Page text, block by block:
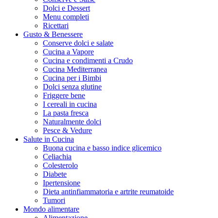
Dolci e Dessert
Menu completi
Ricettari
Gusto & Benessere
Conserve dolci e salate
Cucina a Vapore
Cucina e condimenti a Crudo
Cucina Mediterranea
Cucina per i Bimbi
Dolci senza glutine
Friggere bene
I cereali in cucina
La pasta fresca
Naturalmente dolci
Pesce & Vedure
Salute in Cucina
Buona cucina e basso indice glicemico
Celiachia
Colesterolo
Diabete
Ipertensione
Dieta antinfiammatoria e artrite reumatoide
Tumori
Mondo alimentare